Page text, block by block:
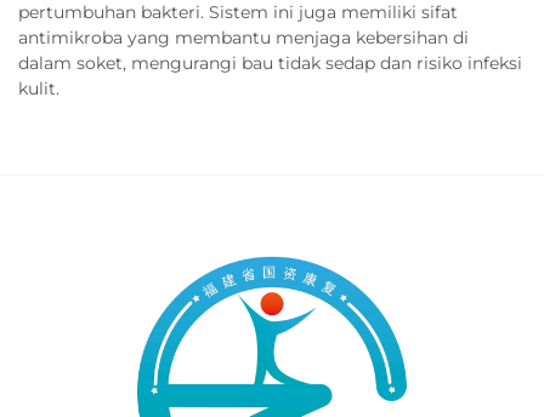
pertumbuhan bakteri. Sistem ini juga memiliki sifat
antimikroba yang membantu menjaga kebersihan di
dalam soket, mengurangi bau tidak sedap dan risiko infeksi
kulit.